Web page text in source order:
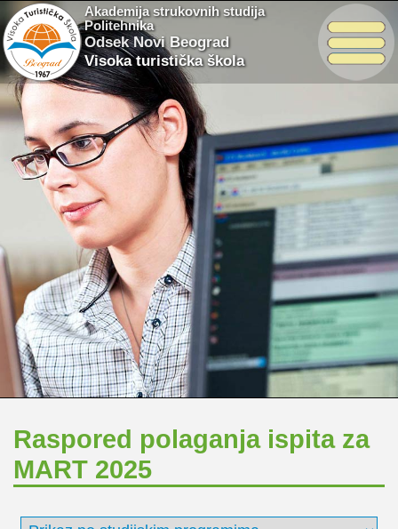
Akademija strukovnih studija
Politehnika
Odsek Novi Beograd
Visoka turistička škola
Raspored polaganja ispita za
MART 2025